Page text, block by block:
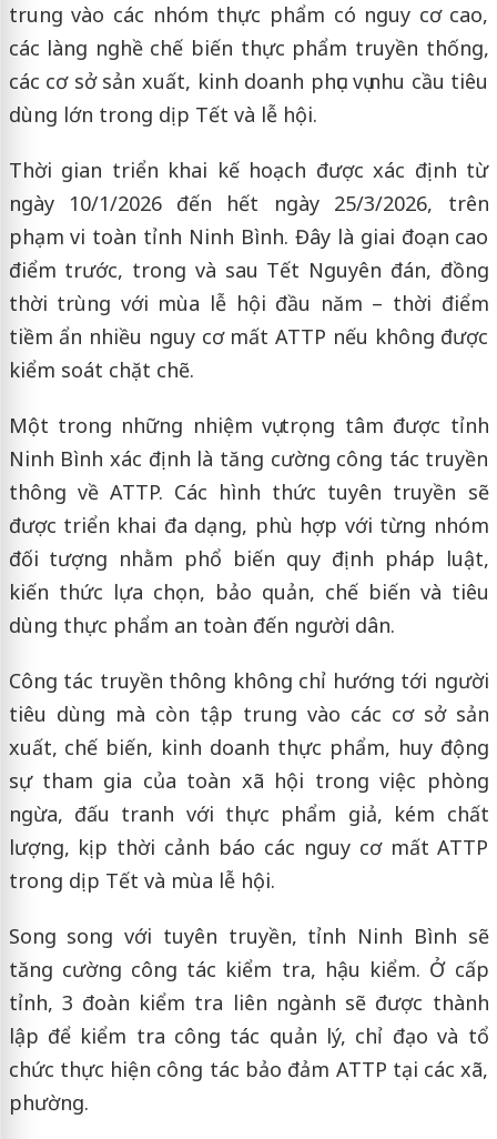
trung vào các nhóm thực phẩm có nguy cơ cao,
các làng nghề chế biến thực phẩm truyền thống,
các cơ sở sản xuất, kinh doanh phục vụ nhu cầu tiêu
dùng lớn trong dịp Tết và lễ hội.
Thời gian triển khai kế hoạch được xác định từ
ngày 10/1/2026 đến hết ngày 25/3/2026, trên
phạm vi toàn tỉnh Ninh Bình. Đây là giai đoạn cao
điểm trước, trong và sau Tết Nguyên đán, đồng
thời trùng với mùa lễ hội đầu năm – thời điểm
tiềm ẩn nhiều nguy cơ mất ATTP nếu không được
kiểm soát chặt chẽ.
Một trong những nhiệm vụ trọng tâm được tỉnh
Ninh Bình xác định là tăng cường công tác truyền
thông về ATTP. Các hình thức tuyên truyền sẽ
được triển khai đa dạng, phù hợp với từng nhóm
đối tượng nhằm phổ biến quy định pháp luật,
kiến thức lựa chọn, bảo quản, chế biến và tiêu
dùng thực phẩm an toàn đến người dân.
Công tác truyền thông không chỉ hướng tới người
tiêu dùng mà còn tập trung vào các cơ sở sản
xuất, chế biến, kinh doanh thực phẩm, huy động
sự tham gia của toàn xã hội trong việc phòng
ngừa, đấu tranh với thực phẩm giả, kém chất
lượng, kịp thời cảnh báo các nguy cơ mất ATTP
trong dịp Tết và mùa lễ hội.
Song song với tuyên truyền, tỉnh Ninh Bình sẽ
tăng cường công tác kiểm tra, hậu kiểm. Ở cấp
tỉnh, 3 đoàn kiểm tra liên ngành sẽ được thành
lập để kiểm tra công tác quản lý, chỉ đạo và tổ
chức thực hiện công tác bảo đảm ATTP tại các xã,
phường.